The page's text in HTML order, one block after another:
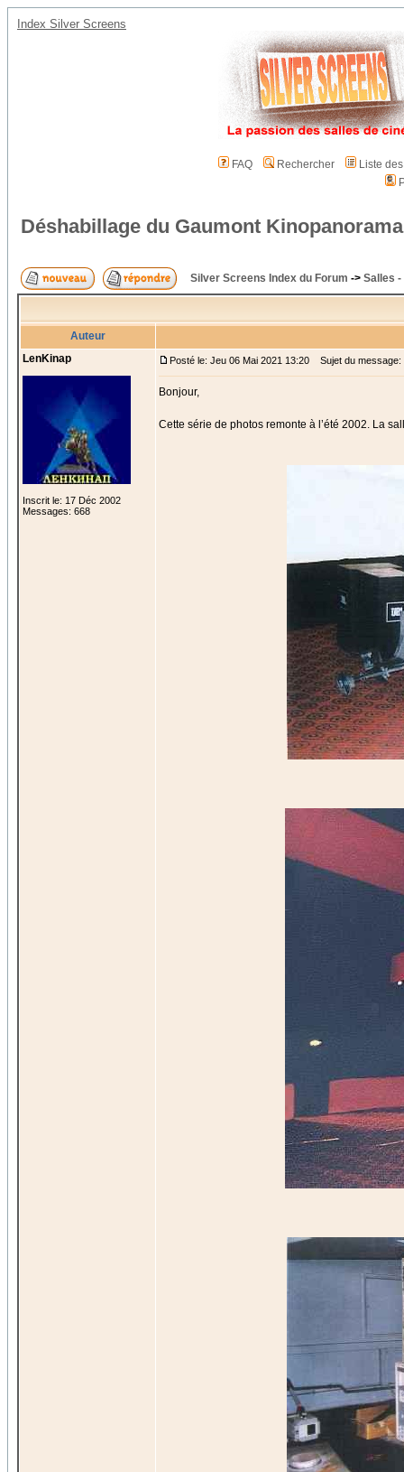
Index Silver Screens
FAQ Rechercher
Liste
Déshabillage du Gaumont Kinopanorama
Silver Screens Index du Forum -> Salles
Auteur
LenKinap
Inscrit le: 17 Déc 2002
Messages: 668
Posté le: Jeu 06 Mai 2021 13:20 Sujet du message:
Bonjour,
Cette série de photos remonte à l’été 2002. La